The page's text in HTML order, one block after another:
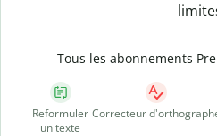
Tous les abonnements
Reformuler
un texte
Correcteur